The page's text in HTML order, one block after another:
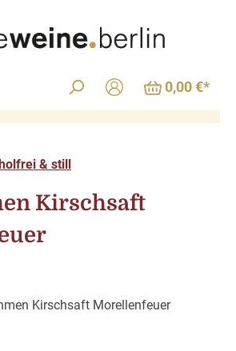
0,00 €*
& still
Kirschsaft